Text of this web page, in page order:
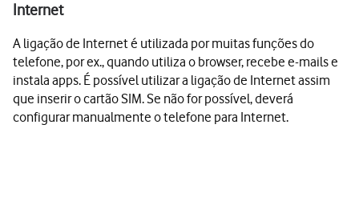
Internet
A ligação de Internet é utilizada por muitas funções do
telefone, por ex., quando utiliza o browser, recebe e-mails e
instala apps. É possível utilizar a ligação de Internet assim
que inserir o cartão SIM. Se não for possível, deverá
configurar manualmente o telefone para Internet.